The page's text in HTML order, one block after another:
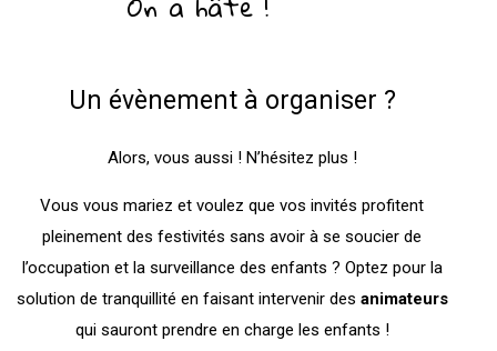
Un évènement à organiser ?
Alors, vous aussi ! N’hésitez plus !
Vous vous mariez et voulez que vos invités profitent
pleinement des festivités sans avoir à se soucier de
l’occupation et la surveillance des enfants ? Optez pour la
solution de tranquillité en faisant intervenir des animateurs
qui sauront prendre en charge les enfants !